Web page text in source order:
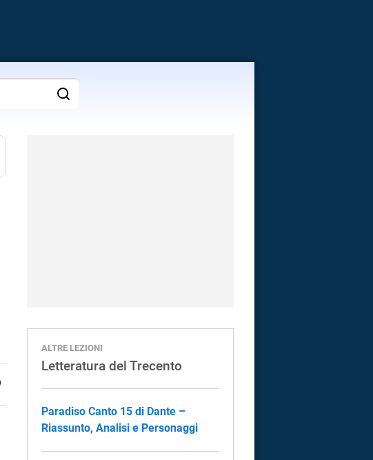
ALTRE LEZIONI
Letteratura del Trecento
Paradiso Canto 15 di Dante –
Riassunto, Analisi e Personaggi